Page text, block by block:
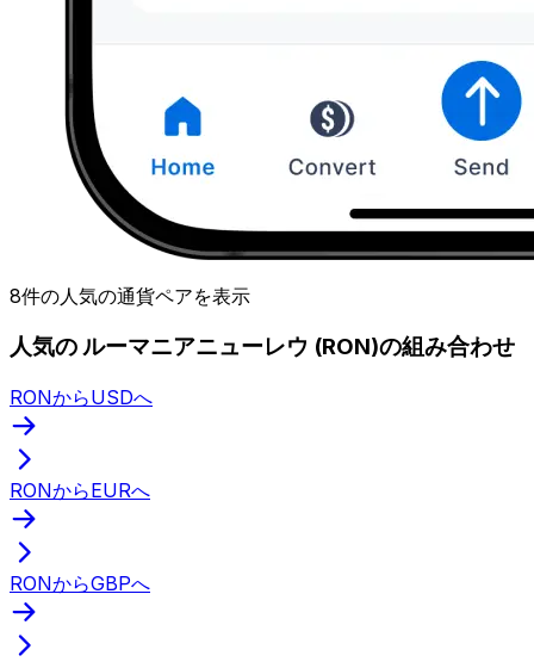
8件の人気の通貨ペアを表示
人気の ルーマニアニューレウ (RON)の組み合わせ
RONからUSDへ
RONからEURへ
RONからGBPへ